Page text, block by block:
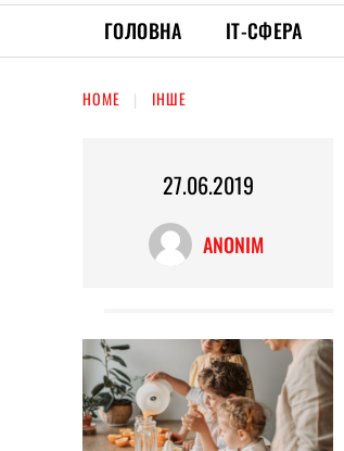
ГОЛОВНА ІТ-СФЕРА
HOME ІНШЕ
27.06.2019
ANONIM